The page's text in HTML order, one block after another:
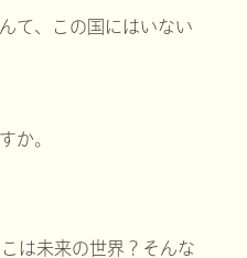
て、この国にはいない
か。
は未来の世界？そんな